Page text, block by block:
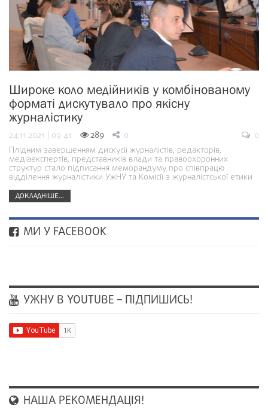
Широке коло медійників у комбінованому
форматі дискутувало про якісну
журналістику
24.11.2021 | 09:41 289 0
0
Плідним завершенням дискусії журналістів, редакторів,
медіаекспертів, представників влади та правоохоронних
структур стало підписання меморандуму про співпрацю
відділення журналістики УжНУ та Комісії з журналістської етики
ДОКЛАДНІШЕ...
МИ У FACEBOOK
УЖНУ В YOUTUBE – ПІДПИШИСЬ!
НАША РЕКОМЕНДАЦІЯ!